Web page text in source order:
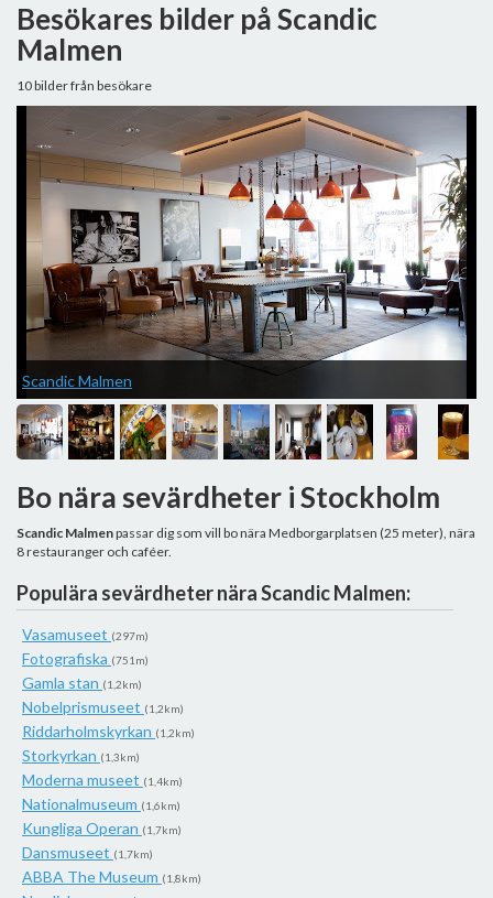
Besökares bilder på Scandic
Malmen
10 bilder från besökare
Scandic Malmen
Bo nära sevärdheter i Stockholm
Scandic Malmenpassar dig som vill bo nära Medborgarplatsen (25 meter), nära
8 restauranger och caféer.
Populära sevärdheter nära Scandic Malmen:
Vasamuseet (297m)
Fotografiska (751m)
Gamla stan (1,2km)
Nobelprismuseet (1,2km)
Riddarholmskyrkan (1,2km)
Storkyrkan (1,3km)
Moderna museet (1,4km)
Nationalmuseum (1,6km)
Kungliga Operan (1,7km)
Dansmuseet (1,7km)
ABBA The Museum (1,8km)